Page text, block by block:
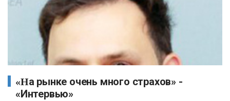
«На рынке очень много страхов» -
«Интервью»